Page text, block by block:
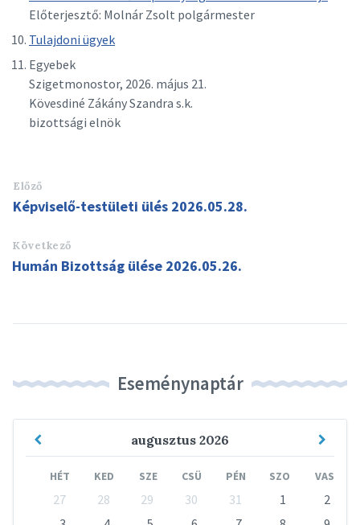
Előterjesztő: Molnár Zsolt polgármester
Tulajdoni ügyek
Egyebek
Szigetmonostor, 2026. május 21.
Kövesdiné Zákány Szandra s.k.
bizottsági elnök
Előző
Képviselő-testületi ülés 2026.05.28.
Következő
Humán Bizottság ülése 2026.05.26.
Eseménynaptár
augusztus 2026
Previous
HÉT KED SZE CSÜ PÉN SZO VAS
calendar
27 28 29 30 31 1
2